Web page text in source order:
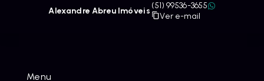
Menu
Alexandre Abreu Imóveis
(51) 99536-3655
Ver e-mail